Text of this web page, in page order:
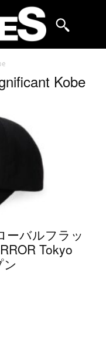
Kobe
ーバルフラッ
Tokyo